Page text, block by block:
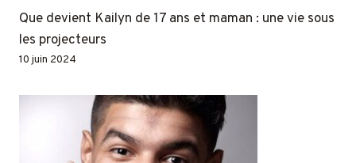
Que devient Kailyn de 17 ans et maman : une vie sous
les projecteurs
10 juin 2024